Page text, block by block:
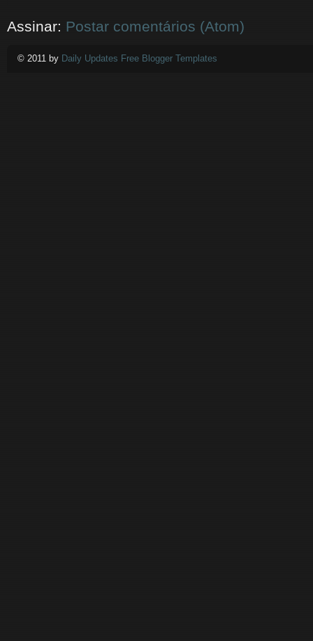
Assinar: Postar comentários (Atom)
© 2011 by Daily Updates Free Blogger Templates